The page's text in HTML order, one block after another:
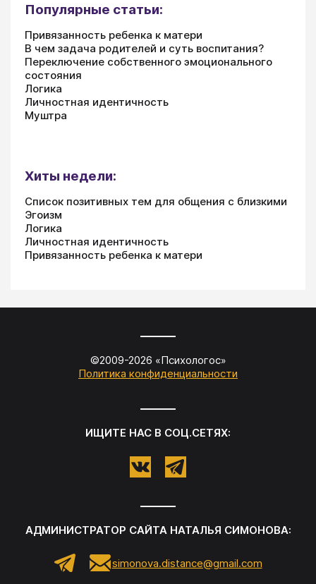
Популярные статьи:
Привязанность ребенка к матери
В чем задача родителей и суть воспитания?
Переключение собственного эмоционального
состояния
Логика
Личностная идентичность
Муштра
Хиты недели:
Список позитивных тем для общения с близкими
Эгоизм
Логика
Личностная идентичность
Привязанность ребенка к матери
©2009-2026 «Психологос»
Политика конфиденциальности
ИЩИТЕ НАС В СОЦ.СЕТЯХ:
АДМИНИСТРАТОР САЙТА НАТАЛЬЯ СИМОНОВА:
simonova.distance@gmail.com